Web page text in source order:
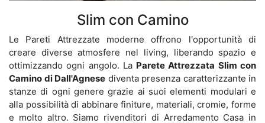
Slim con Camino
Le Pareti Attrezzate moderne offrono l'opportunità di
creare diverse atmosfere nel living, liberando spazio e
ottimizzando ogni angolo. La Parete Attrezzata Slim con
Camino di Dall'Agnese diventa presenza caratterizzante in
stanze di ogni genere grazie ai suoi elementi modulari e
alla possibilità di abbinare finiture, materiali, cromie, forme
e molto altro. Siamo rivenditori di Arredamento Casa in